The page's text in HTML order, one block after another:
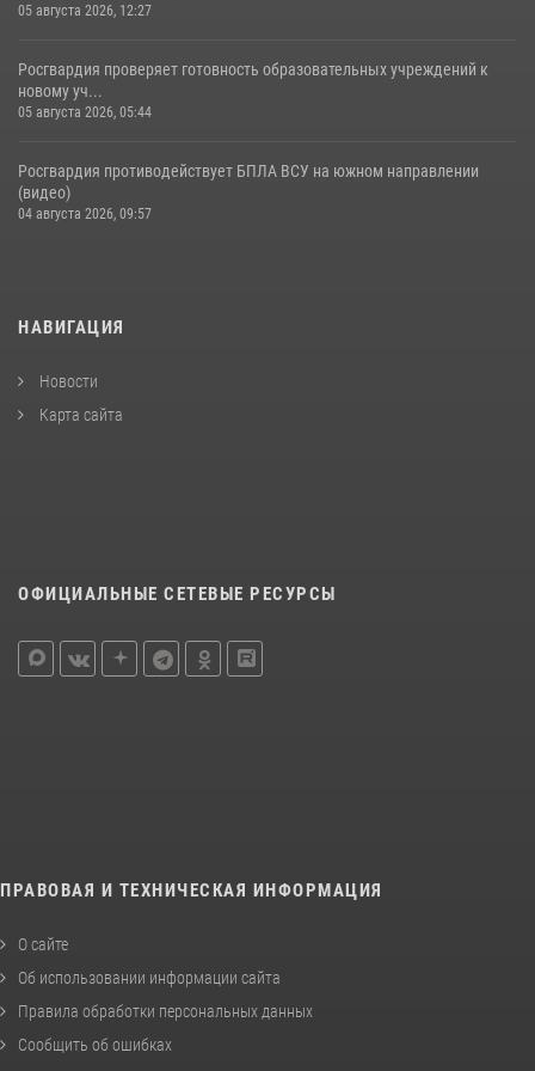
05 августа 2026, 12:27
Росгвардия проверяет готовность образовательных учреждений к
новому уч...
05 августа 2026, 05:44
Росгвардия противодействует БПЛА ВСУ на южном направлении
(видео)
04 августа 2026, 09:57
НАВИГАЦИЯ
Новости
Карта сайта
ОФИЦИАЛЬНЫЕ СЕТЕВЫЕ РЕСУРСЫ
ПРАВОВАЯ И ТЕХНИЧЕСКАЯ ИНФОРМАЦИЯ
О сайте
Об использовании информации сайта
Правила обработки персональных данных
Сообщить об ошибках